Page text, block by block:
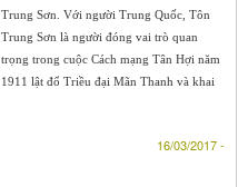
Trung Sơn. Với người Trung Quốc, Tôn
Trung Sơn là người đóng vai trò quan
trọng trong cuộc Cách mạng Tân Hợi năm
1911 lật đổ Triều đại Mãn Thanh và khai
16/03/2017 -